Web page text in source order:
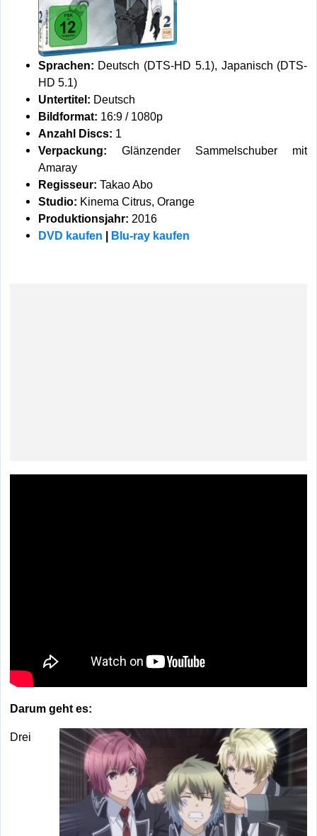
Sprachen: Deutsch (DTS-HD 5.1), Japanisch (DTS-
HD 5.1)
Untertitel: Deutsch
Bildformat: 16:9 / 1080p
Anzahl Discs: 1
Verpackung: Glänzender Sammelschuber mit
Amaray
Regisseur: Takao Abo
Studio: Kinema Citrus, Orange
Produktionsjahr: 2016
DVD kaufen | Blu-ray kaufen
Darum geht es:
Drei